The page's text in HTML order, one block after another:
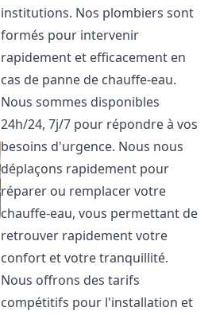
institutions. Nos plombiers sont
formés pour intervenir
rapidement et efficacement en
cas de panne de chauffe-eau.
Nous sommes disponibles
24h/24, 7j/7 pour répondre à vos
besoins d'urgence. Nous nous
déplaçons rapidement pour
réparer ou remplacer votre
chauffe-eau, vous permettant de
retrouver rapidement votre
confort et votre tranquillité.
Nous offrons des tarifs
compétitifs pour l'installation et